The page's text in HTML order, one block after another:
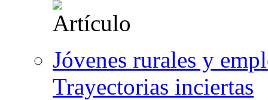
Jóvenes rurales y
Trayectorias inciertas